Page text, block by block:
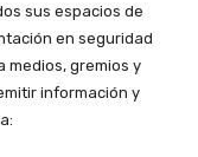
sus espacios de
en seguridad
medios, gremios y
información y